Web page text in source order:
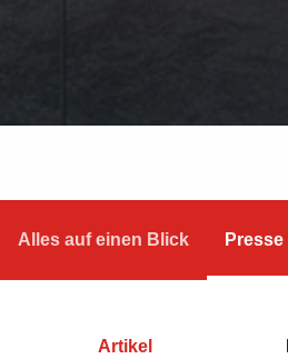
Alles auf einen Blick Presse
Artikel